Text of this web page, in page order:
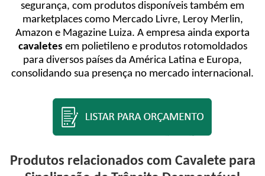
segurança, com produtos disponíveis também em
marketplaces como Mercado Livre, Leroy Merlin,
Amazon e Magazine Luiza. A empresa ainda exporta
cavaletes em polietileno e produtos rotomoldados
para diversos países da América Latina e Europa,
consolidando sua presença no mercado internacional.
Produtos relacionados com Cavalete para